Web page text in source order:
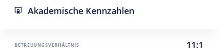
Akademische Kennzahlen
BETREUUNGSVERHÄLTNIS 11:1